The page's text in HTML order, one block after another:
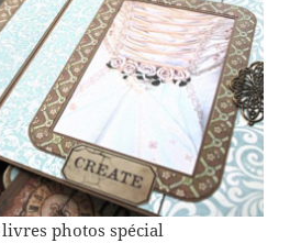
photos spécial